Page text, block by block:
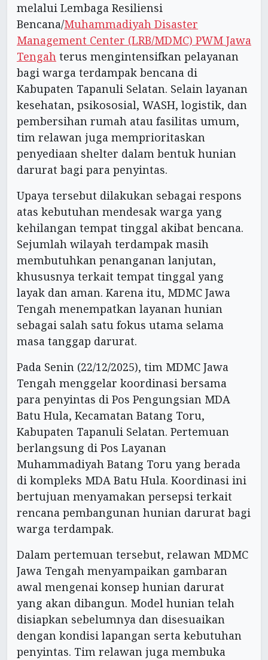
melalui Lembaga Resiliensi
Bencana/Muhammadiyah Disaster
Management Center (LRB/MDMC) PWM Jawa
Tengah terus mengintensifkan pelayanan
bagi warga terdampak bencana di
Kabupaten Tapanuli Selatan. Selain layanan
kesehatan, psikososial, WASH, logistik, dan
pembersihan rumah atau fasilitas umum,
tim relawan juga memprioritaskan
penyediaan shelter dalam bentuk hunian
darurat bagi para penyintas.
Upaya tersebut dilakukan sebagai respons
atas kebutuhan mendesak warga yang
kehilangan tempat tinggal akibat bencana.
Sejumlah wilayah terdampak masih
membutuhkan penanganan lanjutan,
khususnya terkait tempat tinggal yang
layak dan aman. Karena itu, MDMC Jawa
Tengah menempatkan layanan hunian
sebagai salah satu fokus utama selama
masa tanggap darurat.
Pada Senin (22/12/2025), tim MDMC Jawa
Tengah menggelar koordinasi bersama
para penyintas di Pos Pengungsian MDA
Batu Hula, Kecamatan Batang Toru,
Kabupaten Tapanuli Selatan. Pertemuan
berlangsung di Pos Layanan
Muhammadiyah Batang Toru yang berada
di kompleks MDA Batu Hula. Koordinasi ini
bertujuan menyamakan persepsi terkait
rencana pembangunan hunian darurat bagi
warga terdampak.
Dalam pertemuan tersebut, relawan MDMC
Jawa Tengah menyampaikan gambaran
awal mengenai konsep hunian darurat
yang akan dibangun. Model hunian telah
disiapkan sebelumnya dan disesuaikan
dengan kondisi lapangan serta kebutuhan
penyintas. Tim relawan juga membuka